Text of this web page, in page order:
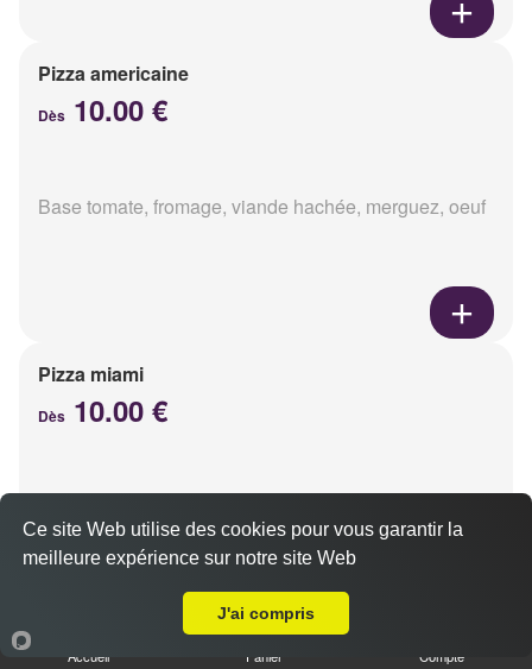
Pizza americaine
Dès 10.00 €
Base tomate, fromage, viande hachée, merguez, oeuf
Pizza miami
Dès 10.00 €
Accueil Panier Compte
Ce site Web utilise des cookies pour vous garantir la
meilleure expérience sur notre site Web
J'ai compris